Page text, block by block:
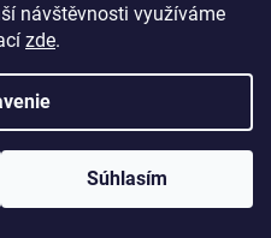
návštěvnosti využíváme
zde.
Súhlasím